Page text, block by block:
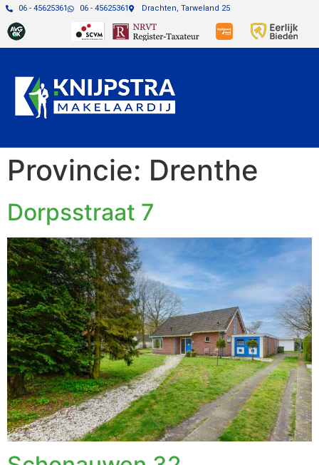
06 - 45625361 06 - 45625361 Drachten, Tarweland 25
Provincie: Drenthe
Dorpsstraat 7